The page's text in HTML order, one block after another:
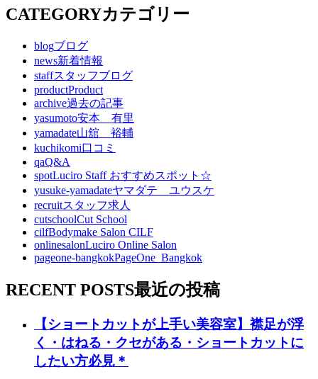
CATEGORYカテゴリー
blogブログ
news新着情報
staffスタッフブログ
productProduct
archive過去の記事
yasumoto安本 有里
yamadate山舘 裕輔
kuchikomi口コミ
qaQ&A
spotLuciro Staff おすすめスポット☆
yusuke-yamadateヤマダテ ユウスケ
recruitスタッフ求人
cutschoolCut School
cilfBodymake Salon CILF
onlinesalonLuciro Online Salon
pageone-bangkokPageOne_Bangkok
RECENT POSTS最近の投稿
【ショートカットが上手い美容室】襟足が浮
く・はねる・クセがある・ショートカットに
したい方必見＊